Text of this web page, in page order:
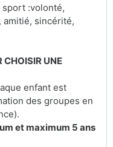
:volonté,
amitié, sincérité,
CHOISIR UNE
enfant est
des groupes en
et maximum 5 ans